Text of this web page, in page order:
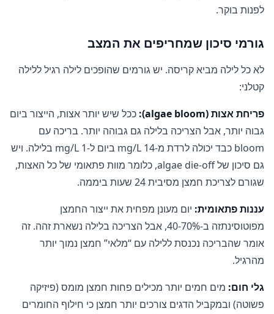
לפנות בוקר.
גורמי סיכון שמחריפים את המצב
לא כל לילה מביא קריסה. יש גורמים שהופכים לילה רגיל ללילה
קטלני:
פריחת אצות (algae bloom):
ככל שיש יותר אצות, הייצור ביום
גבוה יותר, אבל הצריכה בלילה גם גבוהה יותר. בריכה עם
bloom כבד יכולה לרדת מ-14 mg/L ביום ל-1 mg/L בלילה. ויש
גם סיכון של algae die-off, כלומר מוות פתאומי של כל האצות,
שגורם לצריכת חמצן מסיבית 24 שעות ביממה.
עננות פתאומית: יום מעונן מפחית את ייצור החמצן
מפוטוסינתזה ב-40-70%, אבל הצריכה בלילה נשארת זהה. זה
אומר שהבריכה נכנסת ללילה עם “מלאי” חמצן נמוך יותר
מהרגיל.
גלי חום: מים חמים יותר מכילים פחות חמצן מומס (פיזיקה
פשוטה) ובמקביל הדגים צורכים יותר חמצן כי חילוף החומרים